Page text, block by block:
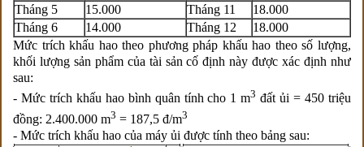
Tháng 5
15.000 Tháng 11
18.000
Tháng 6
14.000 Tháng 12
18.000
Mức trích khấu hao theo phương pháp khấu hao theo số lượng,
khối lượng sản phẩm của tài sản cố định này được xác định như
sau:
- Mức trích khấu hao bình quân tính cho 1 m3 đất ủi = 450 triệu
đồng: 2.400.000 m3 = 187,5 đ/m3
- Mức trích khấu hao của máy ủi được tính theo bảng sau: